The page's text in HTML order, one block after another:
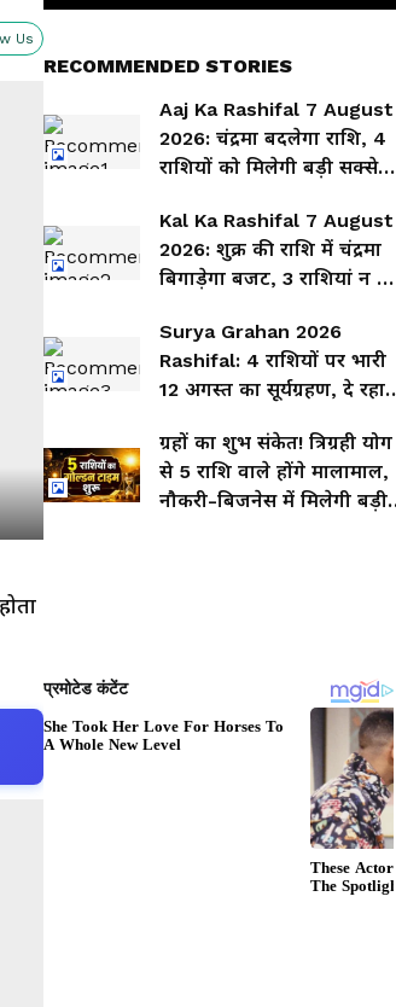
Us
RECOMMENDED STORIES
Aaj Ka Rashifal 7 August
2026: चंद्रमा बदलेगा राशि, 4
राशियों को मिलेगी बड़ी सक्सेस-
Kal Ka Rashifal 7 August
2026: शुक्र की राशि में चंद्रमा
बिगाड़ेगा बजट, 3 राशियां न करें
Surya Grahan 2026
Rashifal: 4 राशियों पर भारी
12 अगस्त का सूर्यग्रहण, दे रहा
ग्रहों का शुभ संकेत! त्रिग्रही योग
से 5 राशि वाले होंगे मालामाल,
नौकरी-बिजनेस में मिलेगी बड़ी